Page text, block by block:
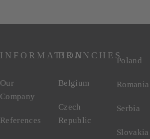
INFORMATION
Our
Company
References
BRANCHES
Belgium
Czech
Republic
Poland
Romania
Serbia
Slovakia